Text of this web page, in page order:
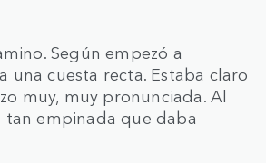
Según empezó a
una cuesta recta. Estaba claro
muy, muy pronunciada. Al
tan empinada que daba